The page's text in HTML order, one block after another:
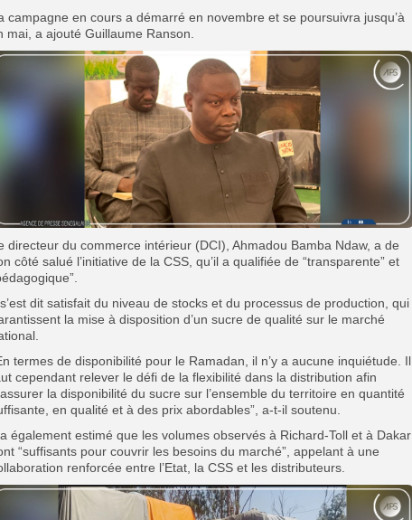
campagne en cours a démarré en novembre et se poursuivra jusqu’à
mai, a ajouté Guillaume Ranson.
directeur du commerce intérieur (DCI), Ahmadou Bamba Ndaw, a de
côté salué l’initiative de la CSS, qu’il a qualifiée de “transparente” et
dit satisfait du niveau de stocks et du processus de production, qui
la mise à disposition d’un sucre de qualité sur le marché
termes de disponibilité pour le Ramadan, il n’y a aucune inquiétude. Il
cependant relever le défi de la flexibilité dans la distribution afin
la disponibilité du sucre sur l’ensemble du territoire en quantité
en qualité et à des prix abordables”, a-t-il soutenu.
également estimé que les volumes observés à Richard-Toll et à Dakar
“suffisants pour couvrir les besoins du marché”, appelant à une
renforcée entre l’Etat, la CSS et les distributeurs.